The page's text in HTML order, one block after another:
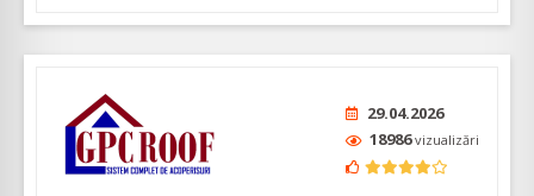
29.04.2026
18986vizualizări